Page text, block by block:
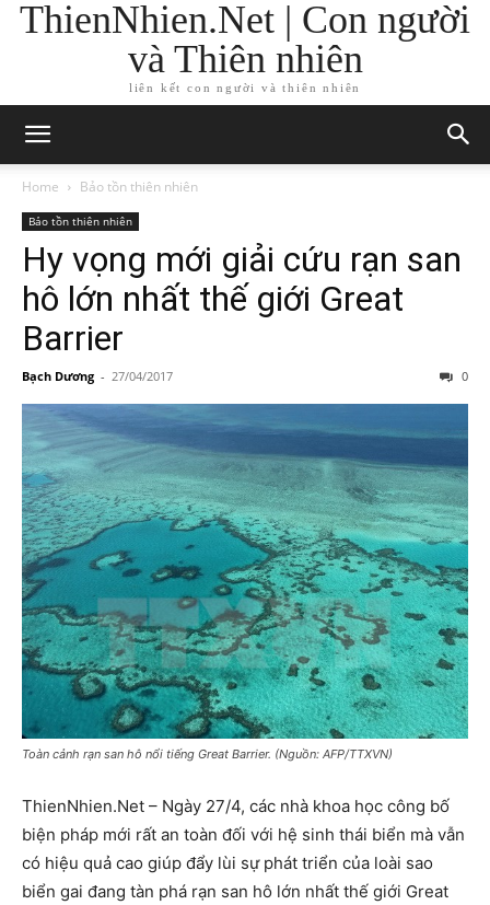
ThienNhien.Net | Con người
và Thiên nhiên
liên kết con người và thiên nhiên
Home Bảo tồn thiên nhiên
Bảo tồn thiên nhiên
Hy vọng mới giải cứu rạn san
hô lớn nhất thế giới Great
Barrier
Bạch Dương - 27/04/2017 0
Toàn cảnh rạn san hô nổi tiếng Great Barrier. (Nguồn: AFP/TTXVN)
ThienNhien.Net – Ngày 27/4, các nhà khoa học công bố
biện pháp mới rất an toàn đối với hệ sinh thái biển mà vẫn
có hiệu quả cao giúp đẩy lùi sự phát triển của loài sao
biển gai đang tàn phá rạn san hô lớn nhất thế giới Great